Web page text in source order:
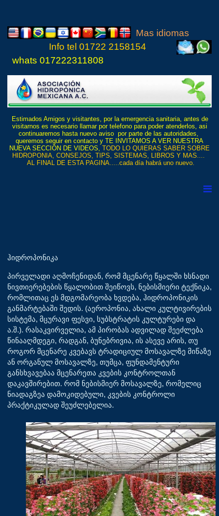
Mas idiomas
Info tel 01722 2158154
whats 017222311808
Estimados Amigos y visitantes, por la emergencia sanitaria, antes de
visitarnos es necesario llamar por telefono para poder atenderlos, asi
continuaremos hasta nuevo aviso por parte de las autoridades,
queremos seguir en contacto y TE INVITAMOS A VER NUESTRA
NUEVA SECCIÓN DE VIDEOS, TODO LO QUIERAS SABER SOBRE
HIDROPONIA, CONSEJOS, TIPS, SISTEMAS, LIBROS Y MAS....
AL FINAL DE ESTA PAGINA.....cada día habrá uno nuevo.
ჰიდროპონიკა
პირველადი აღმოჩენიდან, რომ მცენარე წყალში ხსნადი
ნივთიერებების წყალობით შეიწოვს, ნებისმიერი ტექნიკა,
რომლითაც ეს მდგომარეობა ხვდება, ჰიდროპონიკის
განმარტებაში შედის. (აეროპონია, ახალი კულტივირების
სისტემა, მცურავი ფესვი, სუბსტრატის კულტურები და
ა.შ.). რასაკვირველია, ამ პირობას ადვილად შეეძლება
წინააღმდეგი, რადგან, ბუნებრივია, ის ასევე არის, თუ
როგორ მცენარე კვებავს ტრადიციულ მოსავალზე მიწაზე
ან ორგანულ მოსავალზე, თუმცა, ფუნდამენტური
განსხვავებაა მცენარეთა კვების კონტროლთან
დაკავშირებით. რომ ნებისმიერ მოსავალზე, რომელიც
ნიადაგზეა დამოკიდებული, კვების კონტროლი
პრაქტიკულად შეუძლებელია.